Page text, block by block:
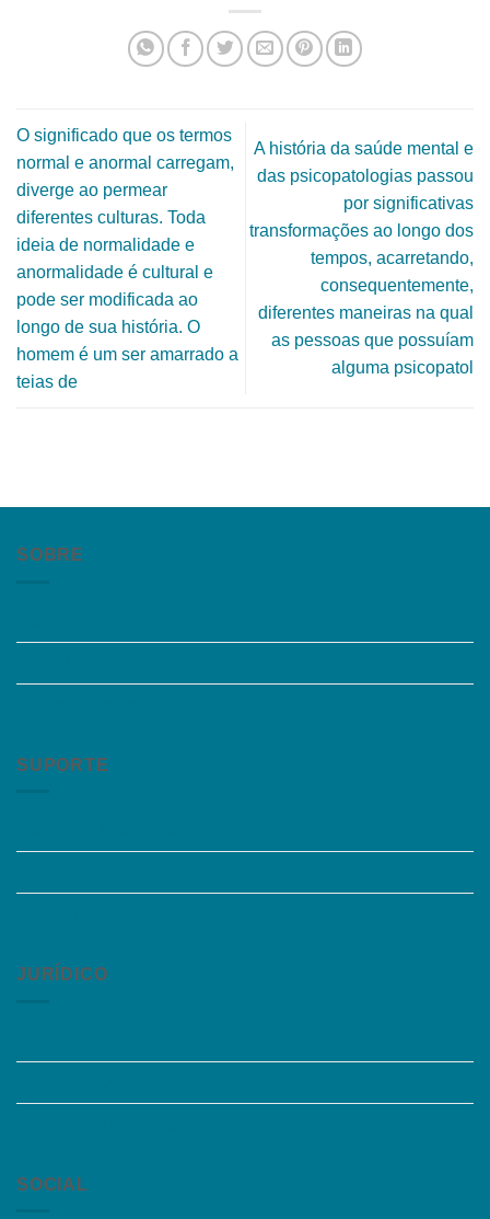
O significado que os termos
normal e anormal carregam,
diverge ao permear
diferentes culturas. Toda
ideia de normalidade e
anormalidade é cultural e
pode ser modificada ao
longo de sua história. O
homem é um ser amarrado a
teias de
A história da saúde mental e
das psicopatologias passou
por significativas
transformações ao longo dos
tempos, acarretando,
consequentemente,
diferentes maneiras na qual
as pessoas que possuíam
alguma psicopatol
SOBRE
SUPORTE
JURÍDICO
SOCIAL